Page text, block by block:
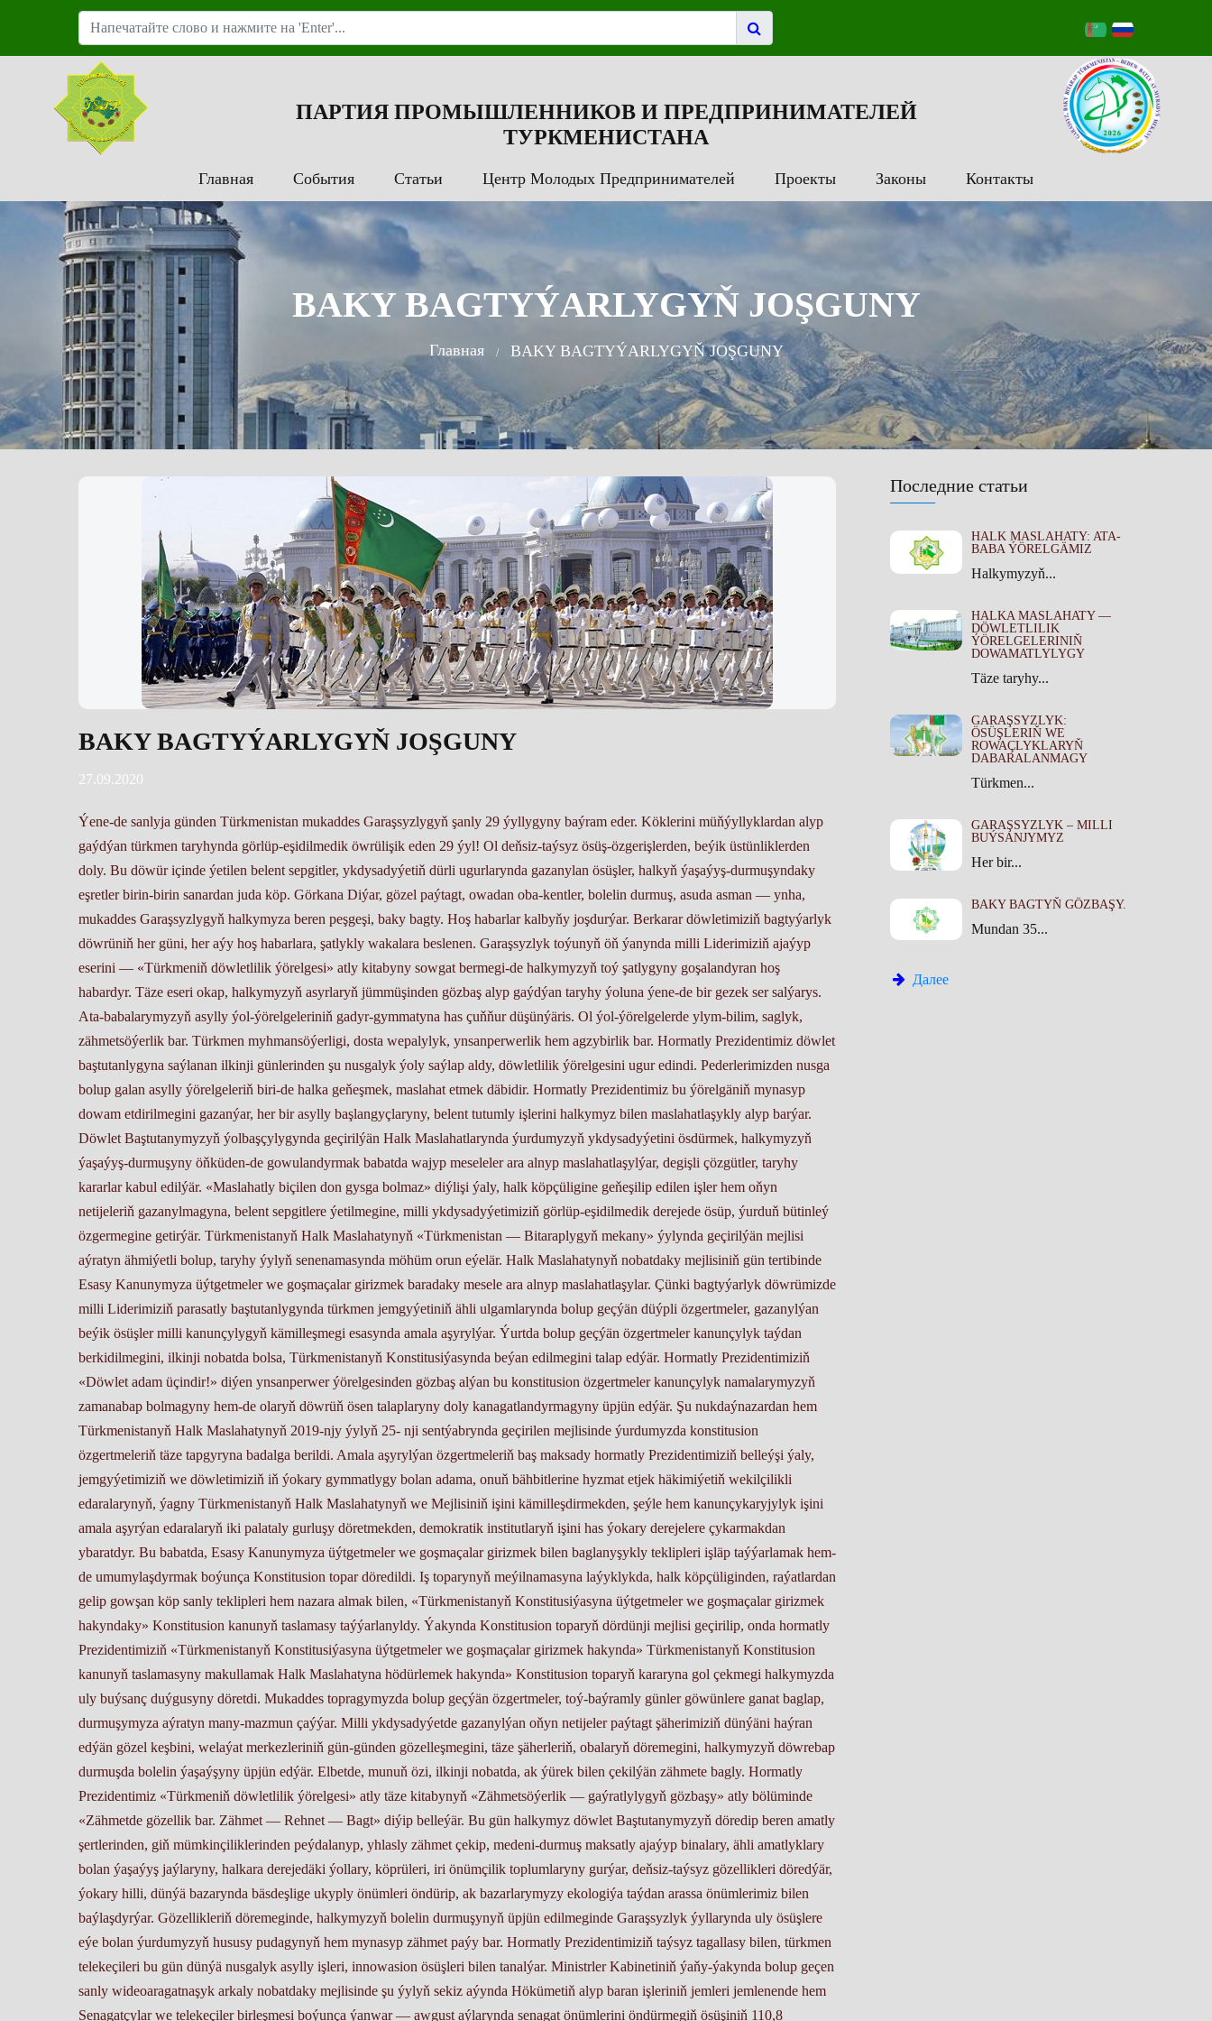
ПАРТИЯ ПРОМЫШЛЕННИКОВ И ПРЕДПРИНИМАТЕЛЕЙ
ТУРКМЕНИСТАНА
Главная События Статьи Центр Молодых Предпринимателей Проекты Законы Контакты
BAKY BAGTYÝARLYGYŇ JOŞGUNY
Главная BAKY BAGTYÝARLYGYŇ JOŞGUNY
Последние статьи
HALK MASLAHATY: ATA-
BABA ÝÖRELGÄMIZ
Halkymyzyň...
HALKA MASLAHATY —
DÖWLETLILIK
ÝÖRELGELERINIŇ
DOWAMATLYLYGY
Täze taryhy...
GARAŞSYZLYK:
ÖSÜŞLERIŇ WE
ROWAÇLYKLARYŇ
DABARALANMAGY
Türkmen...
GARAŞSYZLYK – MILLI
BUÝSANJYMYZ
Her bir...
BAKY BAGTYŇ GÖZBAŞY.
Mundan 35...
Далее
BAKY BAGTYÝARLYGYŇ JOŞGUNY
27.09.2020
Ýene-de sanlyja günden Türkmenistan mukaddes Garaşsyzlygyň şanly 29 ýyllygyny baýram eder. Köklerini müňýyllyklardan alyp
gaýdýan türkmen taryhynda görlüp-eşidilmedik öwrülişik eden 29 ýyl! Ol deňsiz-taýsyz ösüş-özgerişlerden, beýik üstünliklerden
doly. Bu döwür içinde ýetilen belent sepgitler, ykdysadyýetiň dürli ugurlarynda gazanylan ösüşler, halkyň ýaşaýyş-durmuşyndaky
eşretler birin-birin sanardan juda köp. Görkana Diýar, gözel paýtagt, owadan oba-kentler, bolelin durmuş, asuda asman — ynha,
mukaddes Garaşsyzlygyň halkymyza beren peşgeşi, baky bagty. Hoş habarlar kalby­ňy joşdurýar. Berkarar döwletimiziň bagtyýarlyk
döwrüniň her güni, her aýy hoş habarlara, şatlykly wakalara beslenen. Garaşsyzlyk toýunyň öň ýanynda milli Liderimiziň ajaýyp
eserini — «Türkmeniň döwletlilik ýörelgesi» atly kitabyny sowgat bermegi-de halkymyzyň toý şatlygyny goşalandyran hoş
habardyr. Täze eseri okap, halkymyzyň asyrlaryň jümmüşinden gözbaş alyp gaýdýan taryhy ýoluna ýene-de bir gezek ser salýarys.
Ata-babalarymyzyň asylly ýol-ýörelgeleriniň gadyr-gymmatyna has çuň­ňur düşünýäris. Ol ýol-ýörelgelerde ylym-bilim, saglyk,
zähmetsöýerlik bar. Türkmen myhmansöýerligi, dosta wepalylyk, ynsanperwerlik hem agzybirlik bar. Hormatly Prezidentimiz döwlet
baştutanlygyna saýlanan ilkinji günlerinden şu nusgalyk ýoly saýlap aldy, döwletlilik ýörelgesini ugur edindi. Pederlerimizden nusga
bolup galan asylly ýörelgeleriň biri-de halka ge­ňeşmek, maslahat etmek däbidir. Hormatly Prezidentimiz bu ýörelgäniň mynasyp
dowam etdirilmegini gazanýar, her bir asylly başlangyçlaryny, belent tutumly işlerini halkymyz bilen maslahatlaşykly alyp barýar.
Döwlet Baştutanymyzyň ýolbaşçylygynda geçirilýän Halk Maslahatlarynda ýurdumyzyň ykdysadyýetini ösdürmek, halkymyzyň
ýaşaýyş-durmuşyny öň­küden-de gowulandyrmak babatda wajyp meseleler ara alnyp maslahatlaşylýar, degişli çözgütler, taryhy
kararlar kabul edilýär. «Maslahatly biçilen don gysga bolmaz» diýlişi ýaly, halk köpçüligine ge­ňeşilip edilen işler hem oňyn
netijeleriň gazanylmagyna, belent sepgitlere ýetilmegine, milli ykdysadyýetimiziň görlüp-eşidilmedik derejede ösüp, ýurduň bütinleý
özgermegine getirýär. Türkmenistanyň Halk Maslahatynyň «Türkmenistan — Bitaraplygyň mekany» ýylynda geçirilýän mejlisi
aýratyn ähmiýetli bolup, taryhy ýylyň senenamasynda möhüm orun eýelär. Halk Maslahatynyň nobatdaky mejlisiniň gün tertibinde
Esasy Kanunymyza üýtgetmeler we goşmaçalar girizmek baradaky mesele ara alnyp maslahatlaşylar. Çünki bagtyýarlyk döwrümizde
milli Liderimiziň parasatly baştutanlygynda türkmen jemgyýetiniň ähli ulgamlarynda bolup geçýän düýpli özgertmeler, gazanylýan
beýik ösüşler milli kanunçylygyň kämilleşmegi esasynda amala aşyrylýar. Ýurtda bolup geçýän özgertmeler kanunçylyk taýdan
berkidilmegini, ilkinji nobatda bolsa, Türkmenistanyň Konstitusiýasynda beýan edilmegini talap edýär. Hormatly Prezidentimiziň
«Döwlet adam üçindir!» diýen ynsanperwer ýörelgesinden gözbaş alýan bu konstitusion özgertmeler kanunçylyk namalarymyzyň
zamanabap bolmagyny hem-de olaryň döwrüň ösen talaplaryny doly kanagatlandyrmagyny üpjün edýär. Şu nukdaýnazardan hem
Türkmenistanyň Halk Maslahatynyň 2019-njy ýylyň 25- nji sentýabrynda geçirilen mejlisinde ýurdumyzda konstitusion
özgertmeleriň täze tapgyryna badalga berildi. Amala aşyrylýan özgertmeleriň baş maksady hormatly Prezidentimiziň belleýşi ýaly,
jemgyýetimiziň we döwletimiziň iň ýokary gymmatlygy bolan adama, onuň bähbitlerine hyzmat etjek häkimiýetiň wekilçilikli
edaralarynyň, ýagny Türkmenistanyň Halk Maslahatynyň we Mejlisiniň işini kämilleşdirmekden, şeýle hem kanunçykaryjylyk işini
amala aşyrýan edaralaryň iki palataly gurluşy döretmekden, demokratik institutlaryň işini has ýokary derejelere çykarmakdan
ybaratdyr. Bu babatda, Esasy Kanunymyza üýtgetmeler we goşmaçalar girizmek bilen baglanyşykly teklipleri işläp taýýarlamak hem-
de umumylaşdyrmak boýunça Konstitusion topar döredildi. Iş toparynyň meýilnamasyna laýyklykda, halk köpçüliginden, raýatlardan
gelip gowşan köp sanly teklipleri hem nazara almak bilen, «Türkmenistanyň Konstitusiýasyna üýtgetmeler we goşmaçalar girizmek
hakyndaky» Konstitusion kanunyň taslamasy taýýarlanyldy. Ýakynda Konstitusion toparyň dördünji mejlisi geçirilip, onda hormatly
Prezidentimiziň «Türkmenistanyň Konstitusiýasyna üýtgetmeler we goşmaçalar girizmek hakynda» Türkmenistanyň Konstitusion
kanuny­ň taslamasyny makullamak Halk Maslahatyna hödürlemek hakynda» Konstitusion toparyň kararyna gol çekmegi halkymyzda
uly buýsanç duýgusyny döretdi. Mukaddes topragymyzda bolup geçýän özgertmeler, toý-baýramly günler göwünlere ganat baglap,
durmuşymyza aýratyn many-mazmun çaýýar. Milli ykdysadyýetde gazanylýan oňyn netijeler paýtagt şäherimiziň dünýäni haýran
edýän gözel keşbini, welaýat merkezleriniň gün-günden gözelleşmegini, täze şäherleriň, obalaryň döremegini, halkymyzyň döwrebap
durmuşda bolelin ýaşaýşyny üpjün edýär. Elbetde, munuň özi, ilkinji nobatda, ak ýürek bilen çekilýän zähmete bagly. Hormatly
Prezidentimiz «Türkmeniň döwletlilik ýörelgesi» atly täze kitabynyň «Zähmetsöýerlik — gaýratlylygyň gözbaşy» atly bölüminde
«Zähmetde gözellik bar. Zähmet — Rehnet — Bagt» diýip belleýär. Bu gün halkymyz döwlet Baştutanymyzyň döredip beren amatly
şertlerinden, giň mümkinçiliklerinden peýdalanyp, yhlasly zähmet çekip, medeni-durmuş maksatly ajaýyp binalary, ähli amatlyklary
bolan ýaşaýyş jaýlaryny, halkara derejedäki ýollary, köprüleri, iri önümçilik toplumlaryny gurýar, deň­siz-taýsyz gözellikleri döredýär,
ýokary hilli, dünýä bazarynda bäsdeşlige ukyply önümleri öndürip, ak bazarlarymyzy ekologiýa taýdan arassa önümlerimiz bilen
baýlaşdyrýar. Gözellikleriň döremeginde, halkymyzyň bolelin durmuşynyň üpjün edilmeginde Garaşsyzlyk ýyllarynda uly ösüşlere
eýe bolan ýurdumyzyň hususy pudagynyň hem mynasyp zähmet paýy bar. Hormatly Prezidentimiziň taýsyz tagallasy bilen, türkmen
telekeçileri bu gün dünýä nusgalyk asylly işleri, innowasion ösüşleri bilen tanalýar. Ministrler Kabinetiniň ýaňy-ýakynda bolup geçen
sanly wideoaragatnaşyk arkaly nobatdaky mejlisinde şu ýylyň sekiz aýynda Hökümetiň alyp baran işleriniň jemleri jemlenende hem
Senagatçylar we telekeçiler birleşmesi boýunça ýanwar — awgust aýlarynda senagat önümlerini öndürmegiň ösüşiniň 110,8